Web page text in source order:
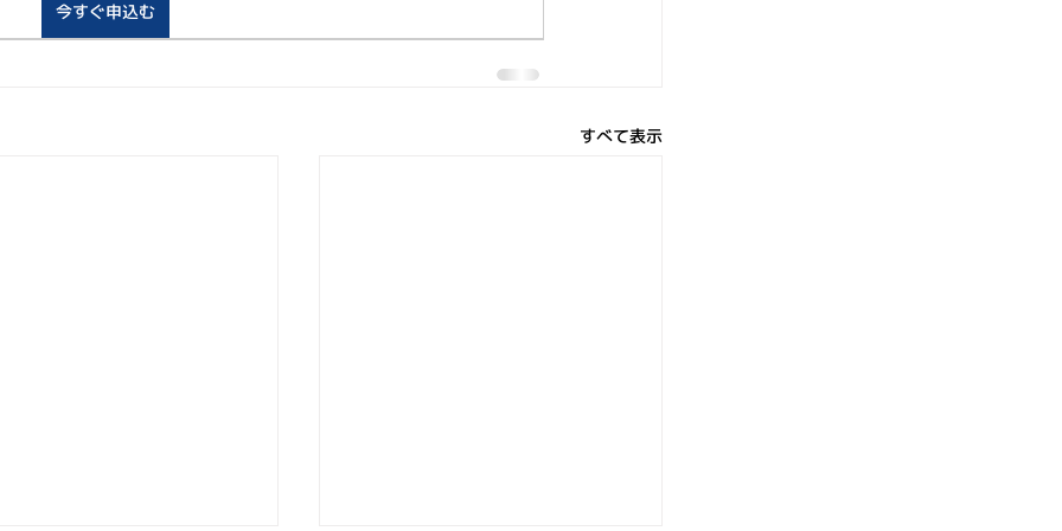
今すぐ申込む
すべて表示